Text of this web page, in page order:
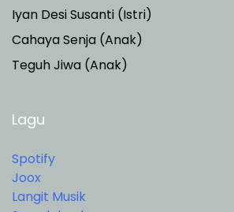
Iyan Desi Susanti (Istri)
Cahaya Senja (Anak)
Teguh Jiwa (Anak)
Lagu
Spotify
Joox
Langit Musik